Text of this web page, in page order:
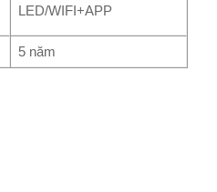
LED/WIFI+APP
5 năm